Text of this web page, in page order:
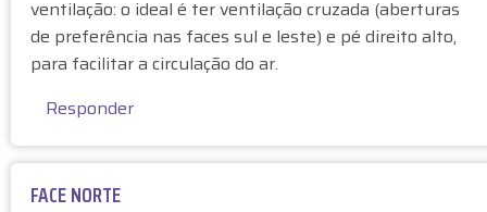
ô
n
i
n
ã
A
R
P
S
ventilação: o ideal é ter ventilação cruzada (aberturas
de preferência nas faces sul e leste) e pé direito alto,
para facilitar a circulação do ar.
Responder
FACE NORTE